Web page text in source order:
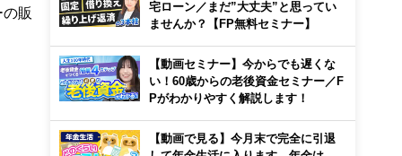
販
宅ローン／まだ”大丈夫”と思ってい
ませんか？【FP無料セミナー】
【動画セミナー】今からでも遅くな
い！60歳からの老後資金セミナー／F
Pがわかりやすく解説します！
【動画で見る】今月末で完全に引退